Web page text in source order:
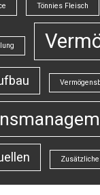
Tönnies Fleisch